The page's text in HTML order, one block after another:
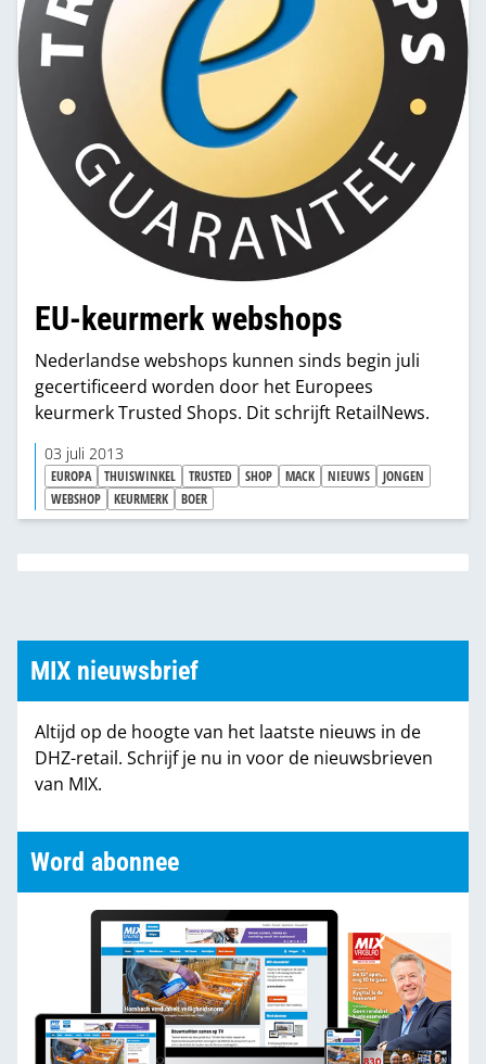
EU-keurmerk webshops
Nederlandse webshops kunnen sinds begin juli
gecertificeerd worden door het Europees
keurmerk Trusted Shops. Dit schrijft RetailNews.
03 juli 2013
EUROPA THUISWINKEL TRUSTED SHOP MACK NIEUWS
JONGEN
WEBSHOP
KEURMERK BOER
MIX nieuwsbrief
Altijd op de hoogte van het laatste nieuws in de
DHZ-retail. Schrijf je nu in voor de nieuwsbrieven
van MIX.
Word abonnee